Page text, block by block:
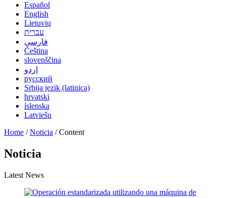
Español
English
Lietuvių
עברית
فارسی
Čeština
slovenščina
اردو
русский
Srbija jezik (latinica)
hrvatski
íslenska
Latviešu
Home /Noticia / Content
Noticia
Latest News